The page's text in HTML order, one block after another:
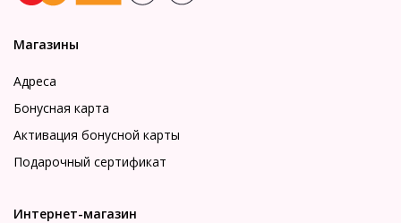
Магазины
Адреса
Бонусная карта
Активация бонусной карты
Подарочный сертификат
Интернет-магазин